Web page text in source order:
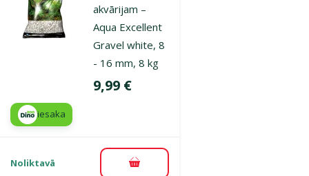
akvārijam –
Aqua Excellent
Gravel white, 8
- 16 mm, 8 kg
Cena
9,99 €
iesaka
Noliktavā Pievienot grozam